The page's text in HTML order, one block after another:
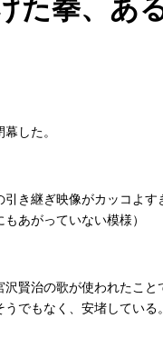
た拳、あ
した。
引き継ぎ映像がカッコよす
あがっていない模様）
沢賢治の歌が使われたこと
でもなく、安堵している。